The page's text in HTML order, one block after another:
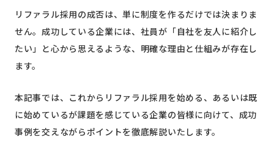
リファラル採用の成否は、単に制度を作るだけでは決まりま
せん。成功している企業には、社員が「自社を友人に紹介し
たい」と心から思えるような、明確な理由と仕組みが存在し
ます。
本記事では、これからリファラル採用を始める、あるいは既
に始めているが課題を感じている企業の皆様に向けて、成功
事例を交えながらポイントを徹底解説いたします。